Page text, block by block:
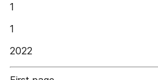
1
1
2022